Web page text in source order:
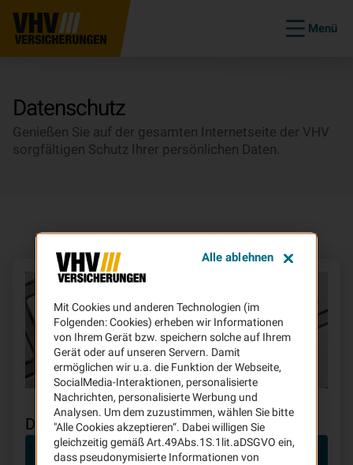
Menü
Datenschutz
Genießen Sie auf der gesamten Internetseite der VHV
sorgfältigen Schutz Ihrer persönlichen Daten.
Datenschutzhinweise
Datenschutzhinweise
Mit Cookies und anderen Technologien (im
Folgenden: Cookies) erheben wir Informationen
von Ihrem Gerät bzw. speichern solche auf Ihrem
Gerät oder auf unseren Servern. Damit
ermöglichen wir u.a. die Funktion der Webseite,
SocialMedia-Interaktionen, personalisierte
Nachrichten, personalisierte Werbung und
Analysen. Um dem zuzustimmen, wählen Sie bitte
"Alle Cookies akzeptieren“. Dabei willigen Sie
gleichzeitig gemäß Art.49Abs.1S.1lit.aDSGVO ein,
dass pseudonymisierte Informationen von
Alle ablehnen